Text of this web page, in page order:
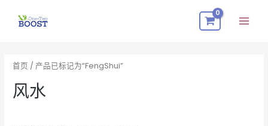
首页 / 产品已标记为“FengShui”
风水
关
注